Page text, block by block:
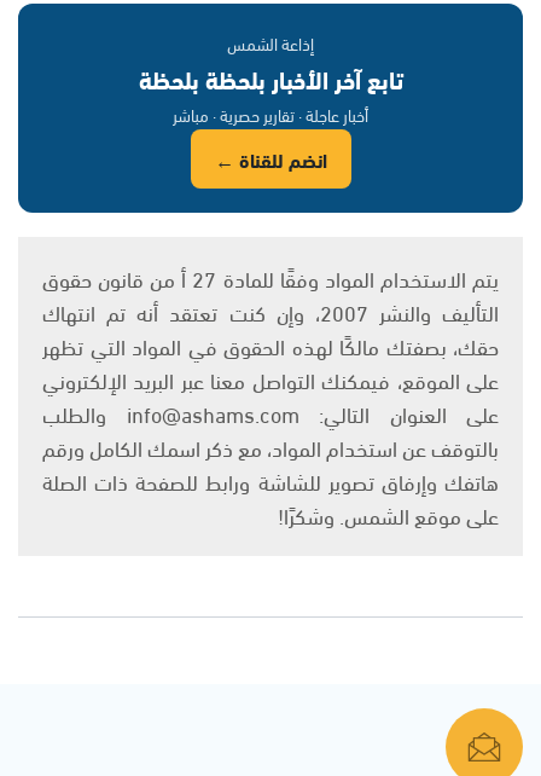
إذاعة الشمس
تابع آخر الأخبار بلحظة بلحظة
أخبار عاجلة · تقارير حصرية · مباشر
انضم للقناة ←
يتم الاستخدام المواد وفقًا للمادة 27 أ من قانون حقوق
التأليف والنشر 2007، وإن كنت تعتقد أنه تم انتهاك
حقك، بصفتك مالكًا لهذه الحقوق في المواد التي تظهر
على الموقع، فيمكنك التواصل معنا عبر البريد الإلكتروني
على العنوان التالي: info@ashams.com والطلب
بالتوقف عن استخدام المواد، مع ذكر اسمك الكامل ورقم
هاتفك وإرفاق تصوير للشاشة ورابط للصفحة ذات الصلة
على موقع الشمس. وشكرًا!